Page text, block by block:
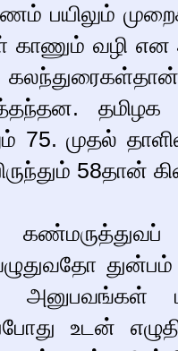
பயிலும்
காணும் வழி என
75. முதல்
58தான்
கண்மருத்துவப்
அனுபவங்கள்
உடன்